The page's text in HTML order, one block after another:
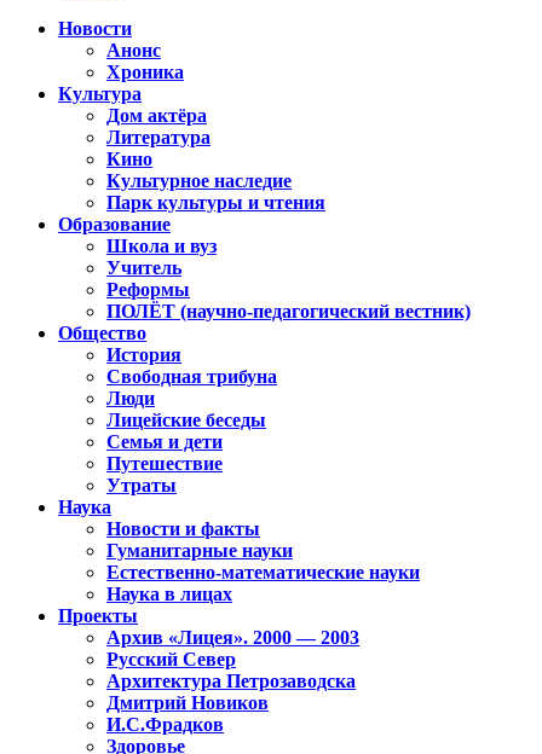
Новости
Анонс
Хроника
Культура
Дом актёра
Литература
Кино
Культурное наследие
Парк культуры и чтения
Образование
Школа и вуз
Учитель
Реформы
ПОЛЁТ (научно-педагогический вестник)
Общество
История
Свободная трибуна
Люди
Лицейские беседы
Семья и дети
Путешествие
Утраты
Наука
Новости и факты
Гуманитарные науки
Естественно-математические науки
Наука в лицах
Проекты
Архив «Лицея». 2000 — 2003
Русский Север
Архитектура Петрозаводска
Дмитрий Новиков
И.С.Фрадков
Здоровье